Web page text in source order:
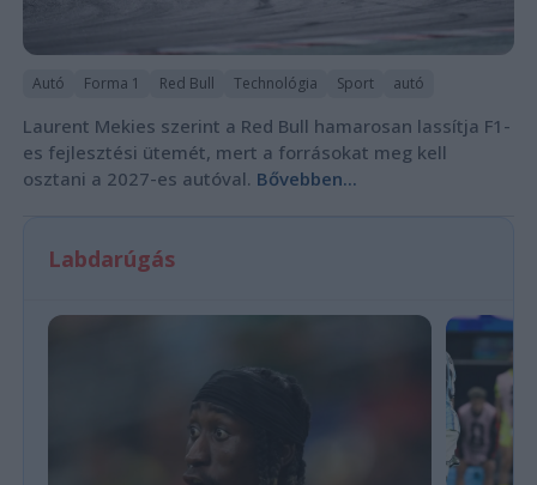
Autó Forma 1 Red Bull Technológia Sport autó
Laurent Mekies szerint a Red Bull hamarosan lassítja F1-
es fejlesztési ütemét, mert a forrásokat meg kell
osztani a 2027-es autóval. Bővebben...
Labdarúgás